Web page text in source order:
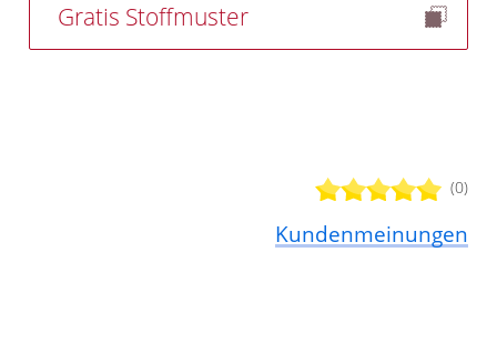
(0)
Kundenmeinungen
Gratis Stoffmuster